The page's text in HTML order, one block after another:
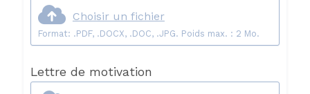
Choisir un fichier
Format: .PDF, .DOCX, .DOC, .JPG. Poids max. : 2 Mo.
Lettre de motivation